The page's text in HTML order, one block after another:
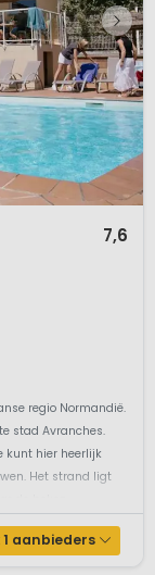
7,6
regio Normandië.
stad Avranches.
kunt hier heerlijk
Het strand ligt
1 aanbieders